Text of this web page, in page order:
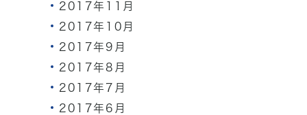
2017年11月
2017年10月
2017年9月
2017年8月
2017年7月
2017年6月